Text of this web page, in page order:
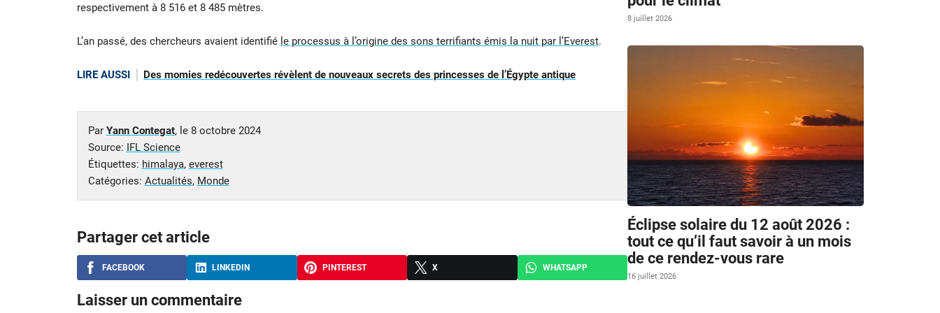
respectivement à 8 516 et 8 485 mètres.
L’an passé, des chercheurs avaient identifié le processus à l’origine des sons terrifiants émis la nuit par l’Everest.
LIRE AUSSI Des momies redécouvertes révèlent de nouveaux secrets des princesses de l’Égypte antique
Par Yann Contegat, le 8 octobre 2024
Source:
IFL Science
Étiquettes: himalaya, everest
Catégories: Actualités, Monde
Partager cet article
FACEBOOK LINKEDIN PINTEREST X WHATSAPP
Laisser un commentaire
8 juillet 2026
Éclipse solaire du 12 août 2026 :
tout ce qu’il faut savoir à un mois
de ce rendez-vous rare
16 juillet 2026